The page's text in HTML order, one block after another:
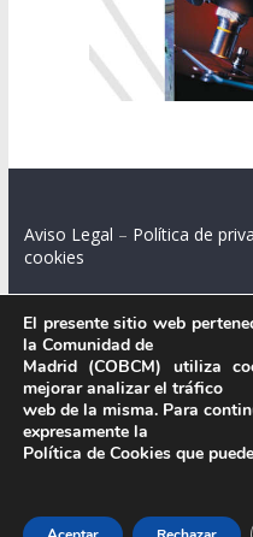
Aviso Legal – Política de
cookies
Colegio Oficial de
C/ Santa Engracia
El presente sitio web
la Comunidad de
Madrid (COBCM) utiliza
mejorar analizar el tráfico
web de la misma. Para
expresamente la
Política de Cookies que